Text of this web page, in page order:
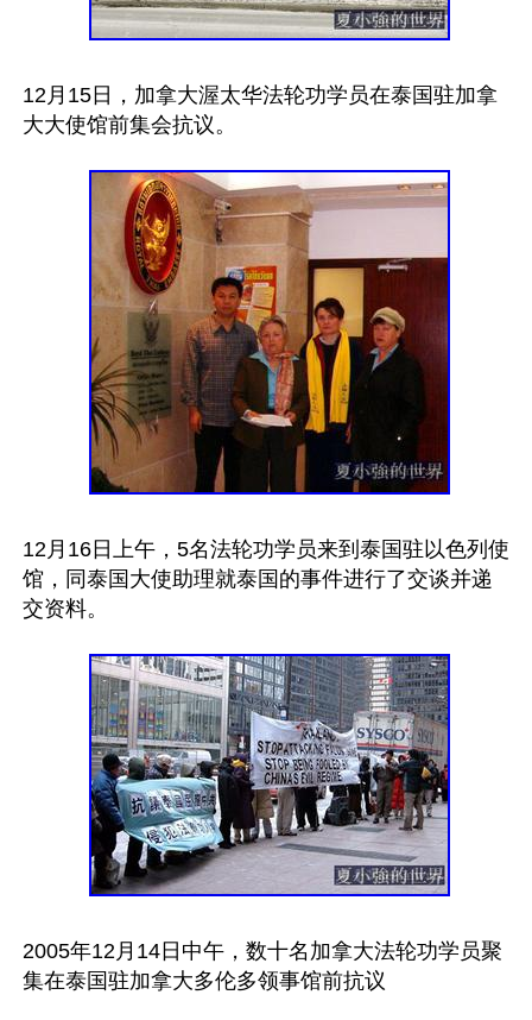
12月15日，加拿大渥太华法轮功学员在泰国驻加拿
大大使馆前集会抗议。
12月16日上午，5名法轮功学员来到泰国驻以色列使
馆，同泰国大使助理就泰国的事件进行了交谈并递
交资料。
2005年12月14日中午，数十名加拿大法轮功学员聚
集在泰国驻加拿大多伦多领事馆前抗议